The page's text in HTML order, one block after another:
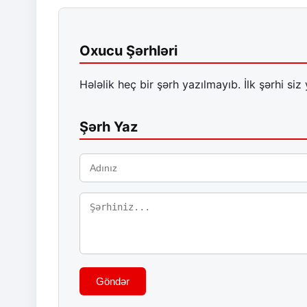
Oxucu Şərhləri
Hələlik heç bir şərh yazılmayıb. İlk şərhi siz
Şərh Yaz
Göndər